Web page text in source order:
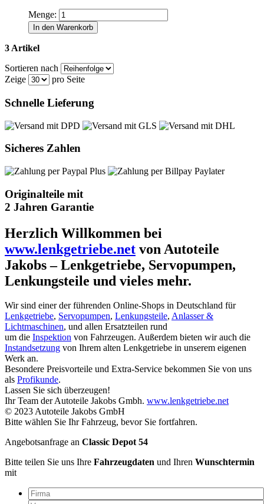
Menge:
In den Warenkorb
3 Artikel
Sortieren nach
Zeige
pro Seite
Schnelle Lieferung
Sicheres Zahlen
Originalteile mit
2 Jahren Garantie
Herzlich Willkommen bei
www.lenkgetriebe.net von Autoteile
Jakobs – Lenkgetriebe, Servopumpen,
Lenkungsteile und vieles mehr.
Wir sind einer der führenden Online-Shops in Deutschland für
Lenkgetriebe, Servopumpen, Lenkungsteile, Anlasser &
Lichtmaschinen, und allen Ersatzteilen rund
um die Inspektion von Fahrzeugen. Außerdem bieten wir auch die
Instandsetzung von Ihrem alten Lenkgetriebe in unserem eigenen
Werk an.
Besondere Preisvorteile und Extra-Service bekommen Sie von uns
als Profikunde.
Lassen Sie sich überzeugen!
Ihr Team der Autoteile Jakobs Gmbh. www.lenkgetriebe.net
© 2023 Autoteile Jakobs GmbH
Bitte wählen Sie Ihr Fahrzeug, bevor Sie fortfahren.
Angebotsanfrage an Classic Depot 54
Bitte teilen Sie uns Ihre Fahrzeugdaten und Ihren Wunschtermin
mit